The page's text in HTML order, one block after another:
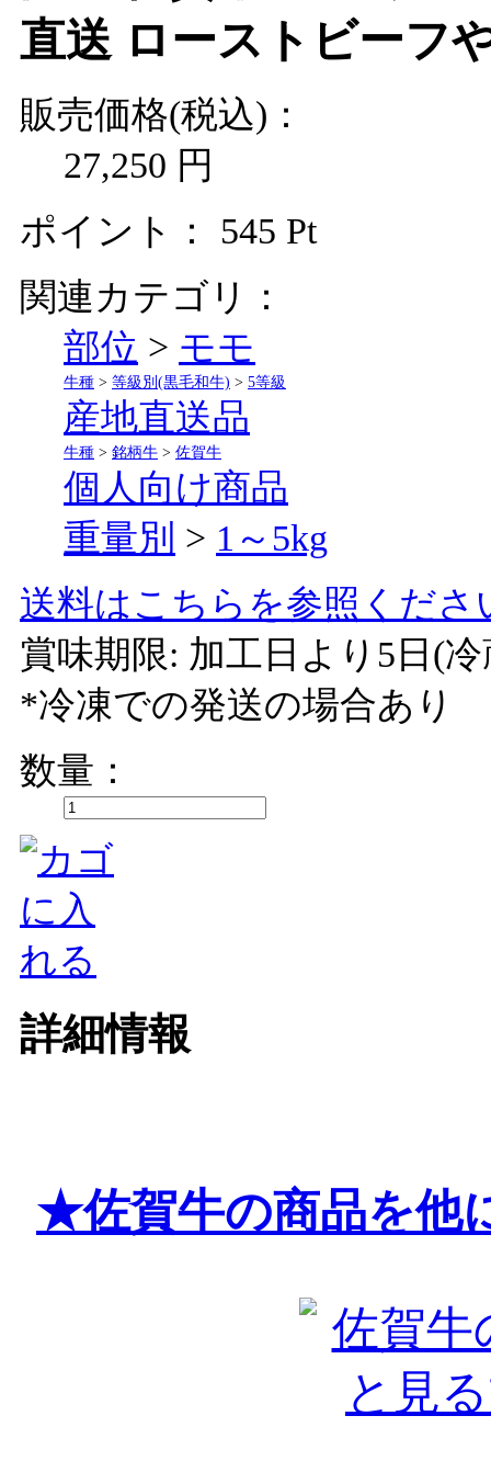
直送 ローストビーフ
販売価格(税込)：
27,250 円
ポイント： 545 Pt
関連カテゴリ：
部位 > モモ
牛種 > 等級別(黒毛和牛) > 5等級
産地直送品
牛種 > 銘柄牛 > 佐賀牛
個人向け商品
重量別 > 1～5kg
送料はこちらを参照くださ
賞味期限: 加工日より5日(冷
*冷凍での発送の
数量：
詳細情報
★佐賀牛の商品を他